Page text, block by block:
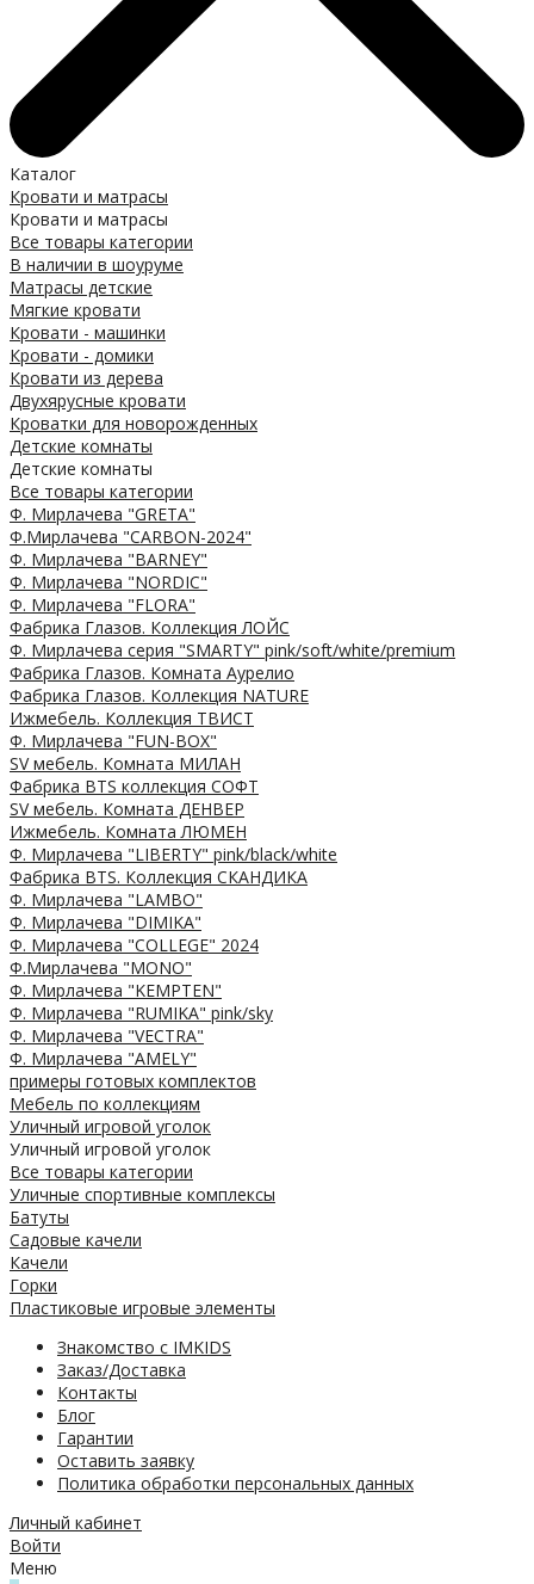
Каталог
Кровати и матрасы
Кровати и матрасы
Все товары категории
В наличии в шоуруме
Матрасы детские
Мягкие кровати
Кровати - машинки
Кровати - домики
Кровати из дерева
Двухярусные кровати
Кроватки для новорожденных
Детские комнаты
Детские комнаты
Все товары категории
Ф. Мирлачева "GRETA"
Ф.Мирлачева "CARBON-2024"
Ф. Мирлачева "BARNEY"
Ф. Мирлачева "NORDIC"
Ф. Мирлачева "FLORA"
Фабрика Глазов. Коллекция ЛОЙС
Ф. Мирлачева серия "SMARTY" pink/soft/white/premium
Фабрика Глазов. Комната Аурелио
Фабрика Глазов. Коллекция NATURE
Ижмебель. Коллекция ТВИСТ
Ф. Мирлачева "FUN-BOX"
SV мебель. Комната МИЛАН
Фабрика BTS коллекция СОФТ
SV мебель. Комната ДЕНВЕР
Ижмебель. Комната ЛЮМЕН
Ф. Мирлачева "LIBERTY" pink/black/white
Фабрика BTS. Коллекция СКАНДИКА
Ф. Мирлачева "LAMBO"
Ф. Мирлачева "DIMIKA"
Ф. Мирлачева "COLLEGE" 2024
Ф.Мирлачева "MONO"
Ф. Мирлачева "KEMPTEN"
Ф. Мирлачева "RUMIKA" pink/sky
Ф. Мирлачева "VECTRA"
Ф. Мирлачева "AMELY"
примеры готовых комплектов
Мебель по коллекциям
Уличный игровой уголок
Уличный игровой уголок
Все товары категории
Уличные спортивные комплексы
Батуты
Садовые качели
Качели
Горки
Пластиковые игровые элементы
Знакомство с IMKIDS
Заказ/Доставка
Контакты
Блог
Гарантии
Оставить заявку
Политика обработки персональных данных
Личный кабинет
Войти
Меню